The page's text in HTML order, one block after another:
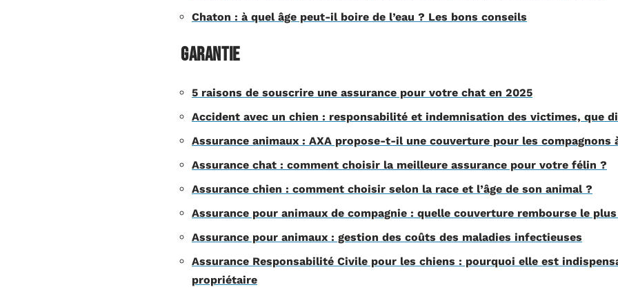
Chaton : à quel âge peut-il boire de l’eau ? Les bons conseils
Garantie
5 raisons de souscrire une assurance pour votre chat en 2025
Accident avec un chien : responsabilité et indemnisation des victimes, que
Assurance animaux : AXA propose-t-il une couverture pour les compagnons
Assurance chat : comment choisir la meilleure assurance pour votre félin ?
Assurance chien : comment choisir selon la race et l’âge de son animal ?
Assurance pour animaux de compagnie : quelle couverture rembourse le
Assurance pour animaux : gestion des coûts des maladies infectieuses
Assurance Responsabilité Civile pour les chiens : pourquoi elle est
propriétaire